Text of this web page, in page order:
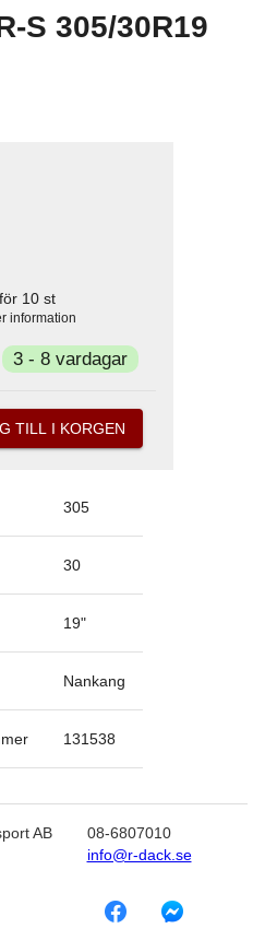
S 305/30R19
10 st
information
3 - 8 vardagar
TILL I KORGEN
305
30
19"
Nankang
131538
AB
08-6807010
info@r-dack.se